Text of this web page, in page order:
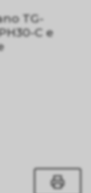
TG-
C e